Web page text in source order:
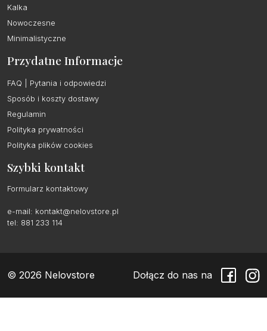
Kalka
Nowoczesne
Minimalistyczne
Przydatne Informacje
FAQ | Pytania i odpowiedzi
Sposób i koszty dostawy
Regulamin
Polityka prywatności
Polityka plików cookies
Szybki kontakt
Formularz kontaktowy
e-mail: kontakt@nelovstore.pl
tel: 881 233 114
© 2026 Nelovstore Dołącz do nas na